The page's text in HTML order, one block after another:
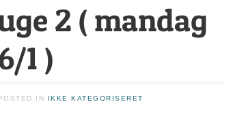
2 ( mandag
1 )
IN IKKE KATEGORISERET